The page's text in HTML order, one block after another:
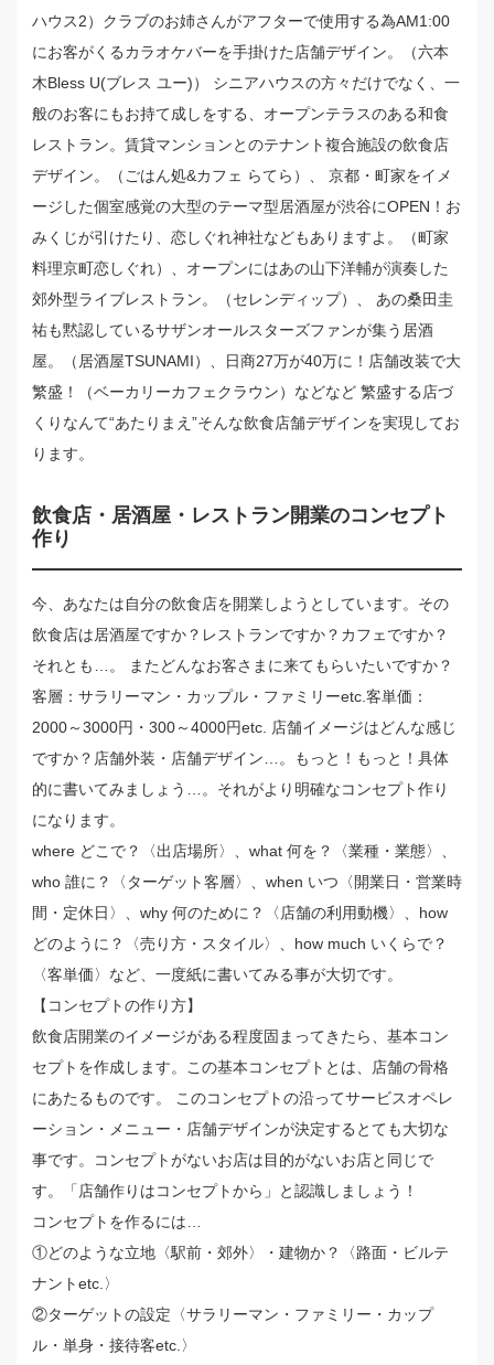
ハウス2）クラブのお姉さんがアフターで使用する為AM1:00
にお客がくるカラオケバーを手掛けた店舗デザイン。（六本
木Bless U(ブレス ユー)） シニアハウスの方々だけでなく、一
般のお客にもお持て成しをする、オープンテラスのある和食
レストラン。賃貸マンションとのテナント複合施設の飲食店
デザイン。（ごはん処&カフェ らてら）、 京都・町家をイメ
ージした個室感覚の大型のテーマ型居酒屋が渋谷にOPEN！お
みくじが引けたり、恋しぐれ神社などもありますよ。（町家
料理京町恋しぐれ）、オープンにはあの山下洋輔が演奏した
郊外型ライブレストラン。（セレンディップ）、 あの桑田圭
祐も黙認しているサザンオールスターズファンが集う居酒
屋。（居酒屋TSUNAMI）、日商27万が40万に！店舗改装で大
繁盛！（ベーカリーカフェクラウン）などなど 繁盛する店づ
くりなんて“あたりまえ”そんな飲食店舗デザインを実現してお
ります。
飲食店・居酒屋・レストラン開業のコンセプト
作り
今、あなたは自分の飲食店を開業しようとしています。その
飲食店は居酒屋ですか？レストランですか？カフェですか？
それとも…。 またどんなお客さまに来てもらいたいですか？
客層：サラリーマン・カップル・ファミリーetc.客単価：
2000～3000円・300～4000円etc. 店舗イメージはどんな感じ
ですか？店舗外装・店舗デザイン…。もっと！もっと！具体
的に書いてみましょう…。それがより明確なコンセプト作り
になります。
where どこで？〈出店場所〉、what 何を？〈業種・業態〉、
who 誰に？〈ターゲット客層〉、when いつ〈開業日・営業時
間・定休日〉、why 何のために？〈店舗の利用動機〉、how
どのように？〈売り方・スタイル〉、how much いくらで？
〈客単価〉など、一度紙に書いてみる事が大切です。
【コンセプトの作り方】
飲食店開業のイメージがある程度固まってきたら、基本コン
セプトを作成します。この基本コンセプトとは、店舗の骨格
にあたるものです。 このコンセプトの沿ってサービスオペレ
ーション・メニュー・店舗デザインが決定するとても大切な
事です。コンセプトがないお店は目的がないお店と同じで
す。「店舗作りはコンセプトから」と認識しましょう！
コンセプトを作るには…
①どのような立地〈駅前・郊外〉・建物か？〈路面・ビルテ
ナントetc.〉
②ターゲットの設定〈サラリーマン・ファミリー・カップ
ル・単身・接待客etc.〉